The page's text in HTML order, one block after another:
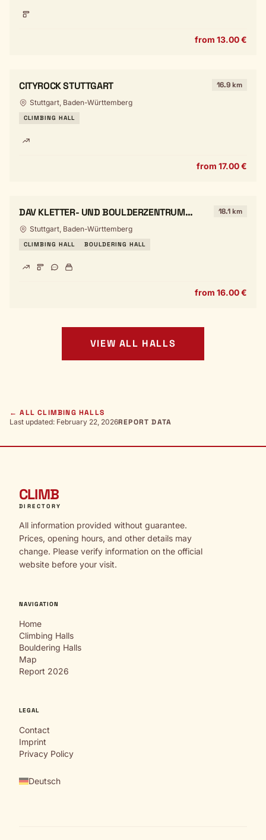
from 13.00 €
CITYROCK STUTTGART 16.9 km
Stuttgart, Baden-Württemberg
CLIMBING HALL
from 17.00 €
DAV KLETTER- UND BOULDERZENTRUM
SCHWABEN - ROCKEREI
18.1 km
Stuttgart, Baden-Württemberg
CLIMBING HALL BOULDERING HALL
from 16.00 €
VIEW ALL HALLS
← ALL CLIMBING HALLS
Last updated: February 22, 2026REPORT DATA
CLIMB
DIRECTORY
All information provided without guarantee.
Prices, opening hours, and other details may
change. Please verify information on the official
website before your visit.
NAVIGATION
Home
Climbing Halls
Bouldering Halls
Map
Report 2026
LEGAL
Contact
Imprint
Privacy Policy
Deutsch